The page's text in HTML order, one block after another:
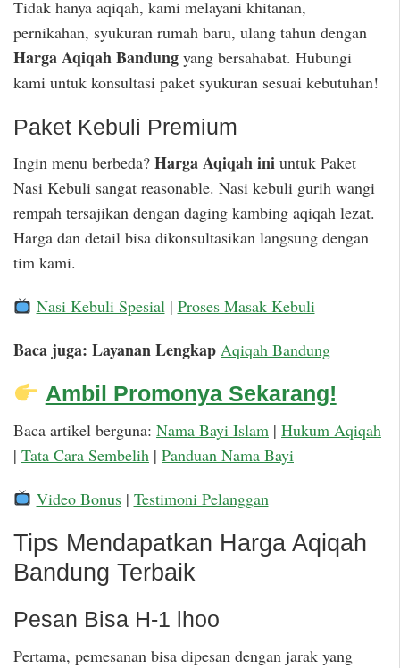
Tidak hanya aqiqah, kami melayani khitanan,
pernikahan, syukuran rumah baru, ulang tahun dengan
Harga Aqiqah Bandung yang bersahabat. Hubungi
kami untuk konsultasi paket syukuran sesuai kebutuhan!
Paket Kebuli Premium
Ingin menu berbeda? Harga Aqiqah ini untuk Paket
Nasi Kebuli sangat reasonable. Nasi kebuli gurih wangi
rempah tersajikan dengan daging kambing aqiqah lezat.
Harga dan detail bisa dikonsultasikan langsung dengan
tim kami.
Nasi Kebuli Spesial| Proses Masak Kebuli
Baca juga: Layanan Lengkap Aqiqah Bandung
Ambil Promonya Sekarang!
Baca artikel berguna: Nama Bayi Islam | Hukum Aqiqah
| Tata Cara Sembelih | Panduan Nama Bayi
Video Bonus| Testimoni Pelanggan
Tips Mendapatkan Harga Aqiqah
Bandung Terbaik
Pesan Bisa H-1 lhoo
Pertama, pemesanan bisa dipesan dengan jarak yang